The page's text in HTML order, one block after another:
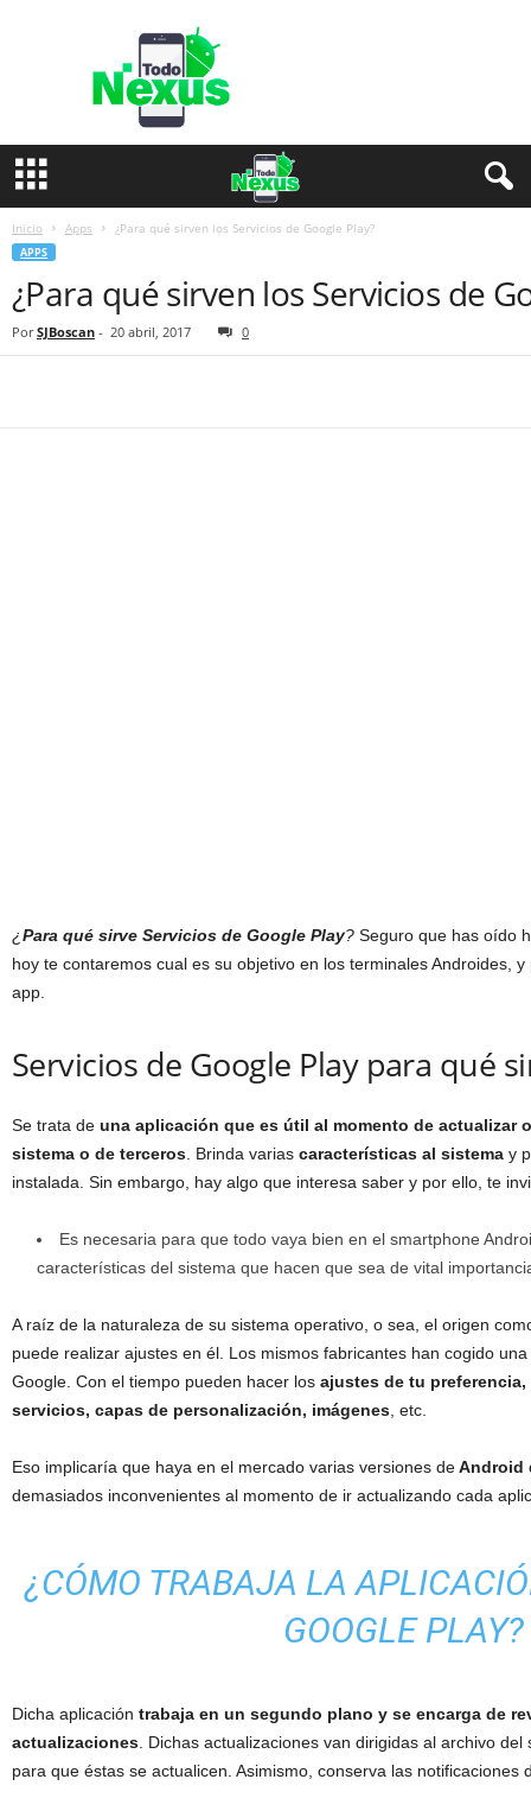
e
Inicio Apps ¿Para qué sirven los Servicios de Google Play?
APPS
¿Para qué sirven los Servicios de
Por SJBoscan - 20 abril, 2017 0
¿Para qué sirve Servicios de Google Play? Seguro que has oído
hoy te contaremos cual es su objetivo en los terminales Androides,
app.
Servicios de Google Play para qué
Se trata de una aplicación que es útil al momento de actualizar
sistema o de terceros . Brinda varias características al sistema y
instalada. Sin embargo, hay algo que interesa saber y por ello, te
Es necesaria para que todo vaya bien en el smartphone
características del sistema que hacen que sea de vital
A raíz de la naturaleza de su sistema operativo, o sea, el origen
puede realizar ajustes en él. Los mismos fabricantes han cogido
Google. Con el tiempo pueden hacer los ajustes de tu
servicios, capas de personalización, imágenes , etc.
Eso implicaría que haya en el mercado varias versiones deAndroid
demasiados inconvenientes al momento de ir actualizando cada
¿CÓMO TRABAJA LA
GOOGLE PLAY?
Dicha aplicación trabaja en un segundo plano y se encarga de
actualizaciones . Dichas actualizaciones van dirigidas al archivo
para que éstas se actualicen. Asimismo, conserva las notificaciones